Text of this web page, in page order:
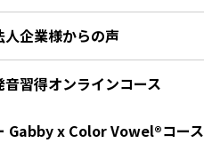
人企業様からの声
音習得オンラインコース
Gabby x Color Vowel®︎コース